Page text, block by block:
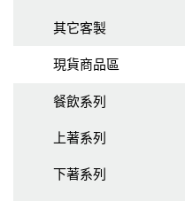
其它客製
現貨商品區
餐飲系列
上著系列
下著系列